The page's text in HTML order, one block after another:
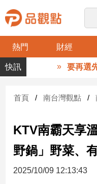
熱門 財經
品
觀
財
台
財
新
要再選先
首頁 南台灣觀點
KTV南霸天享
野鍋」野菜、
2025/10/09 12:13:43